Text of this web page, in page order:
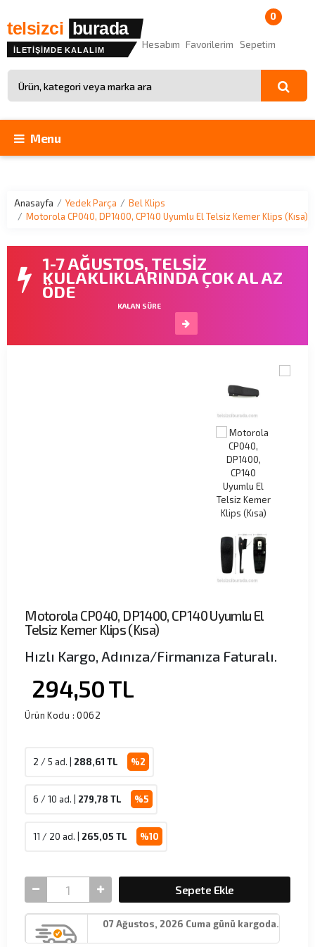
telsizci burada
İLETİŞİMDE KALALIM
Site içinde arama
Hesabım Favorilerim
0
Sepetim
Menu
Anasayfa Yedek Parça
Bel Klips
Motorola CP040, DP1400, CP140 Uyumlu El Telsiz Kemer Klips (Kısa)
1-7 AĞUSTOS, TELSİZ
KULAKLIKLARINDA ÇOK AL AZ
ÖDE
KALAN SÜRE
Motorola CP040, DP1400, CP140 Uyumlu El
Telsiz Kemer Klips (Kısa)
Hızlı Kargo, Adınıza/Firmanıza Faturalı.
294,50TL
Ürün Kodu : 0062
2 / 5 ad. | 288,61 TL %2
6 / 10 ad. | 279,78 TL %5
11 / 20 ad. | 265,05 TL %10
Sepete Ekle
07 Ağustos, 2026 Cuma günü kargoda.